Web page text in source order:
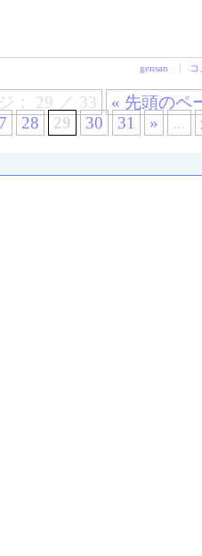
gensan
： 29 ／ 33
« 先頭のペ
28 29 30 31 » ...